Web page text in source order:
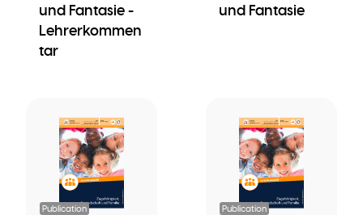
und Fantasie -
Lehrerkommen
tar
und Fantasie
Publication Publication